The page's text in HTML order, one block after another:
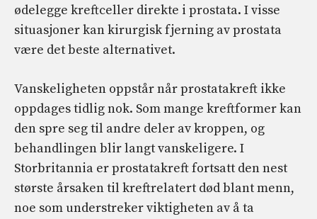
ødelegge kreftceller direkte i prostata. I visse
situasjoner kan kirurgisk fjerning av prostata
være det beste alternativet.
Vanskeligheten oppstår når prostatakreft ikke
oppdages tidlig nok. Som mange kreftformer kan
den spre seg til andre deler av kroppen, og
behandlingen blir langt vanskeligere. I
Storbritannia er prostatakreft fortsatt den nest
største årsaken til kreftrelatert død blant menn,
noe som understreker viktigheten av å ta